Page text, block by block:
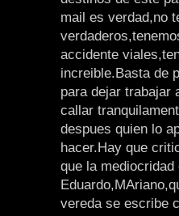
mail es verdad,no
accidente
increible.Basta de
para dejar trabajar
callar
despues quien lo
hacer.Hay que
que la
vereda se escribe